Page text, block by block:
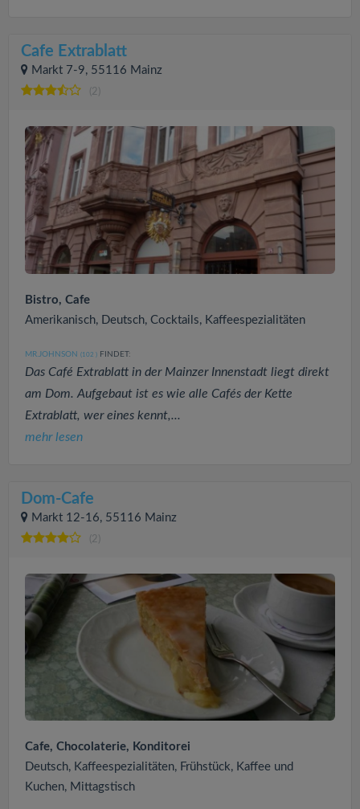
Cafe Extrablatt
Markt 7-9, 55116 Mainz
(2)
Bistro, Cafe
Amerikanisch, Deutsch, Cocktails, Kaffeespezialitäten
MR.JOHNSON (102 ) FINDET:
Das Café Extrablatt in der Mainzer Innenstadt liegt direkt
am Dom. Aufgebaut ist es wie alle Cafés der Kette
Extrablatt, wer eines kennt,...
mehr lesen
Dom-Cafe
Markt 12-16, 55116 Mainz
(2)
Cafe, Chocolaterie, Konditorei
Deutsch, Kaffeespezialitäten, Frühstück, Kaffee und
Kuchen, Mittagstisch